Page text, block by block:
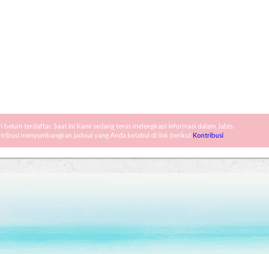
belum terdaftar. Saat ini Kami sedang terus melengkapi informasi dalam Jabis.
menyumbangkan jadwal yang Anda ketahui di link berikutKontribusi